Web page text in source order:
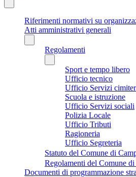
Riferimenti normativi su
Atti amministrativi generali
Regolamenti
Sport e tempo libero
Ufficio tecnico
Ufficio Servizi
Scuola e istruzione
Ufficio Servizi sociali
Polizia Locale
Ufficio Tributi
Ragioneria
Ufficio Segreteria
Statuto del Comune di
Regolamenti del Comune
Documenti di programmazione